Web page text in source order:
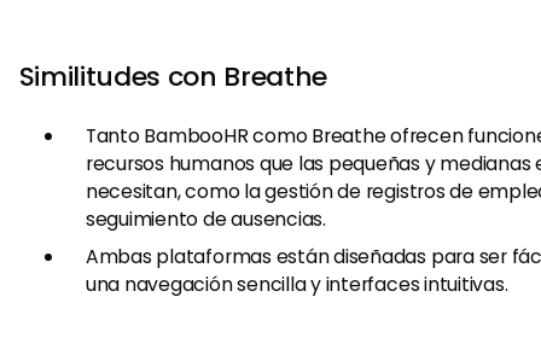
Similitudes con Breathe
Tanto BambooHR como Breathe ofrecen
recursos humanos que las pequeñas y medianas
necesitan, como la gestión de registros de
seguimiento de ausencias.
Ambas plataformas están diseñadas para ser
una navegación sencilla y interfaces intuitivas.